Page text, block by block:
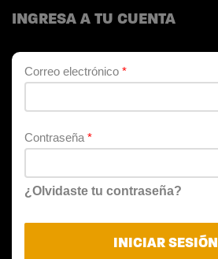
INGRESA A TU CUENTA
Correo electrónico *
Contraseña *
¿Olvidaste tu contraseña?
INICIAR SESIÓN